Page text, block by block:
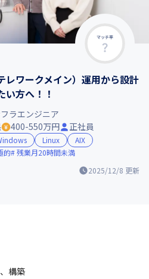
マッチ率
レワークメイン）運用から設計
い方へ！！
2025/12/8 更新
ラエンジニア
400-550万円 正社員
Linux
AIX
的 残業月20時間未満
構築